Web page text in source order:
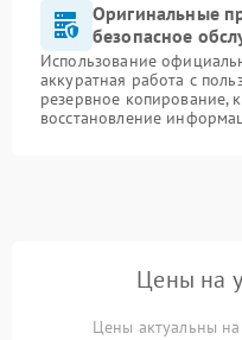
Оригинальные
безопасное
Использование
аккуратная работа с
резервное копирование,
восстановление
Цены на
Цены актуальны